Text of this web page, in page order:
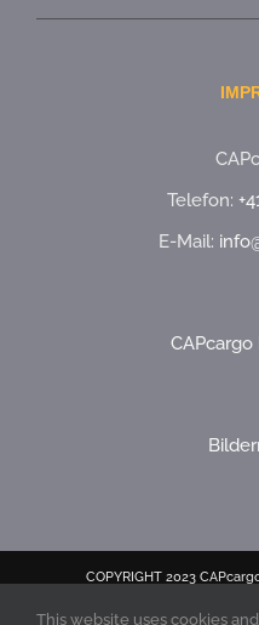
Telefon:
E-Mail:
CAPcargo
COPYRIGHT 2023
This website uses cookies